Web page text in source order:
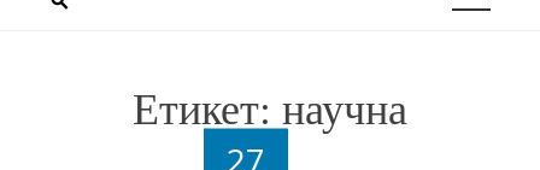
Етикет: научна
27